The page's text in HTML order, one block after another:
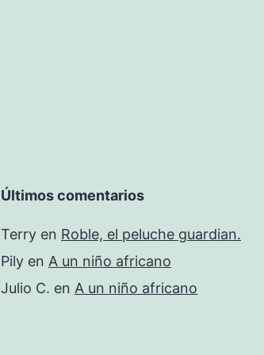
Últimos comentarios
Terry en Roble, el peluche guardian.
Pily en A un niño africano
Julio C. en A un niño africano